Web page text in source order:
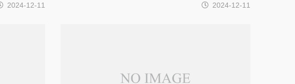
2024-12-11 2024-12-11